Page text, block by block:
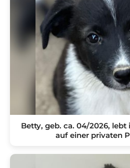
Betty, geb. ca. 04/2026, lebt
auf einer privaten